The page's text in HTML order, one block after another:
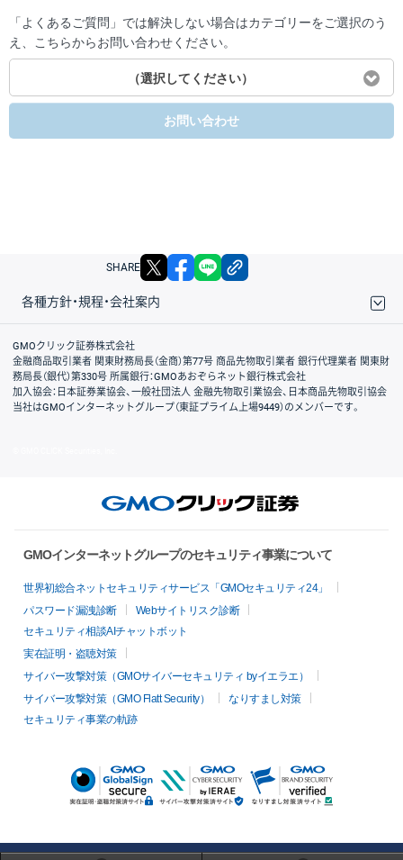
「よくあるご質問」では解決しない場合はカテゴリーをご選択のう
え、こちらからお問い合わせください。
（選択してください）
お問い合わせ
SHARE X facebook
各種方針・規程・会社案内
取引規程・約款
サイトマップ
その他のご案内
個人情報保護方針
最良執行方針
サイトのご利用について
ディスクレイマー
信託保全
リスク説明
会社案内
GMOクリック証券株式会社
金融商品取引業者 関東財務局長（金商）第77号 商品先物取引業者 銀行代理業者 関東財
務局長（銀代）第330号 所属銀行：GMOあおぞらネット銀行株式会社
加入協会：日本証券業協会、一般社団法人 金融先物取引業協会、日本商品先物取引協会
当社はGMOインターネットグループ（東証プライム上場9449）のメンバーです。
GMOインターネットグループのセキュリティ事業について
世界初総合ネットセキュリティサービス「GMOセキュリティ24」
パスワード漏洩診断
Webサイトリスク診断
セキュリティ相談AIチャットボット
実在証明・盗聴対策
サイバー攻撃対策（GMOサイバーセキュリティ byイエラエ）
サイバー攻撃対策（GMO Flatt Security）
なりすまし対策
セキュリティ事業の軌跡